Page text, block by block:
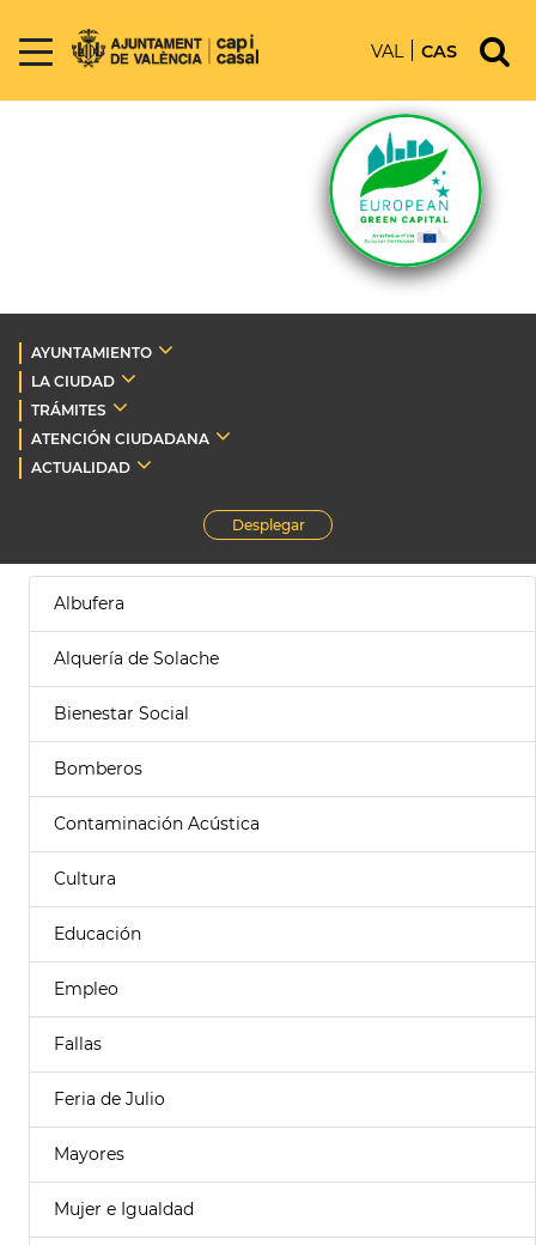
VAL CAS
AYUNTAMIENTO
LA CIUDAD
TRÁMITES
ATENCIÓN CIUDADANA
ACTUALIDAD
Desplegar
Albufera
Alquería de Solache
Bienestar Social
Bomberos
Contaminación Acústica
Cultura
Educación
Empleo
Fallas
Feria de Julio
Mayores
Mujer e Igualdad